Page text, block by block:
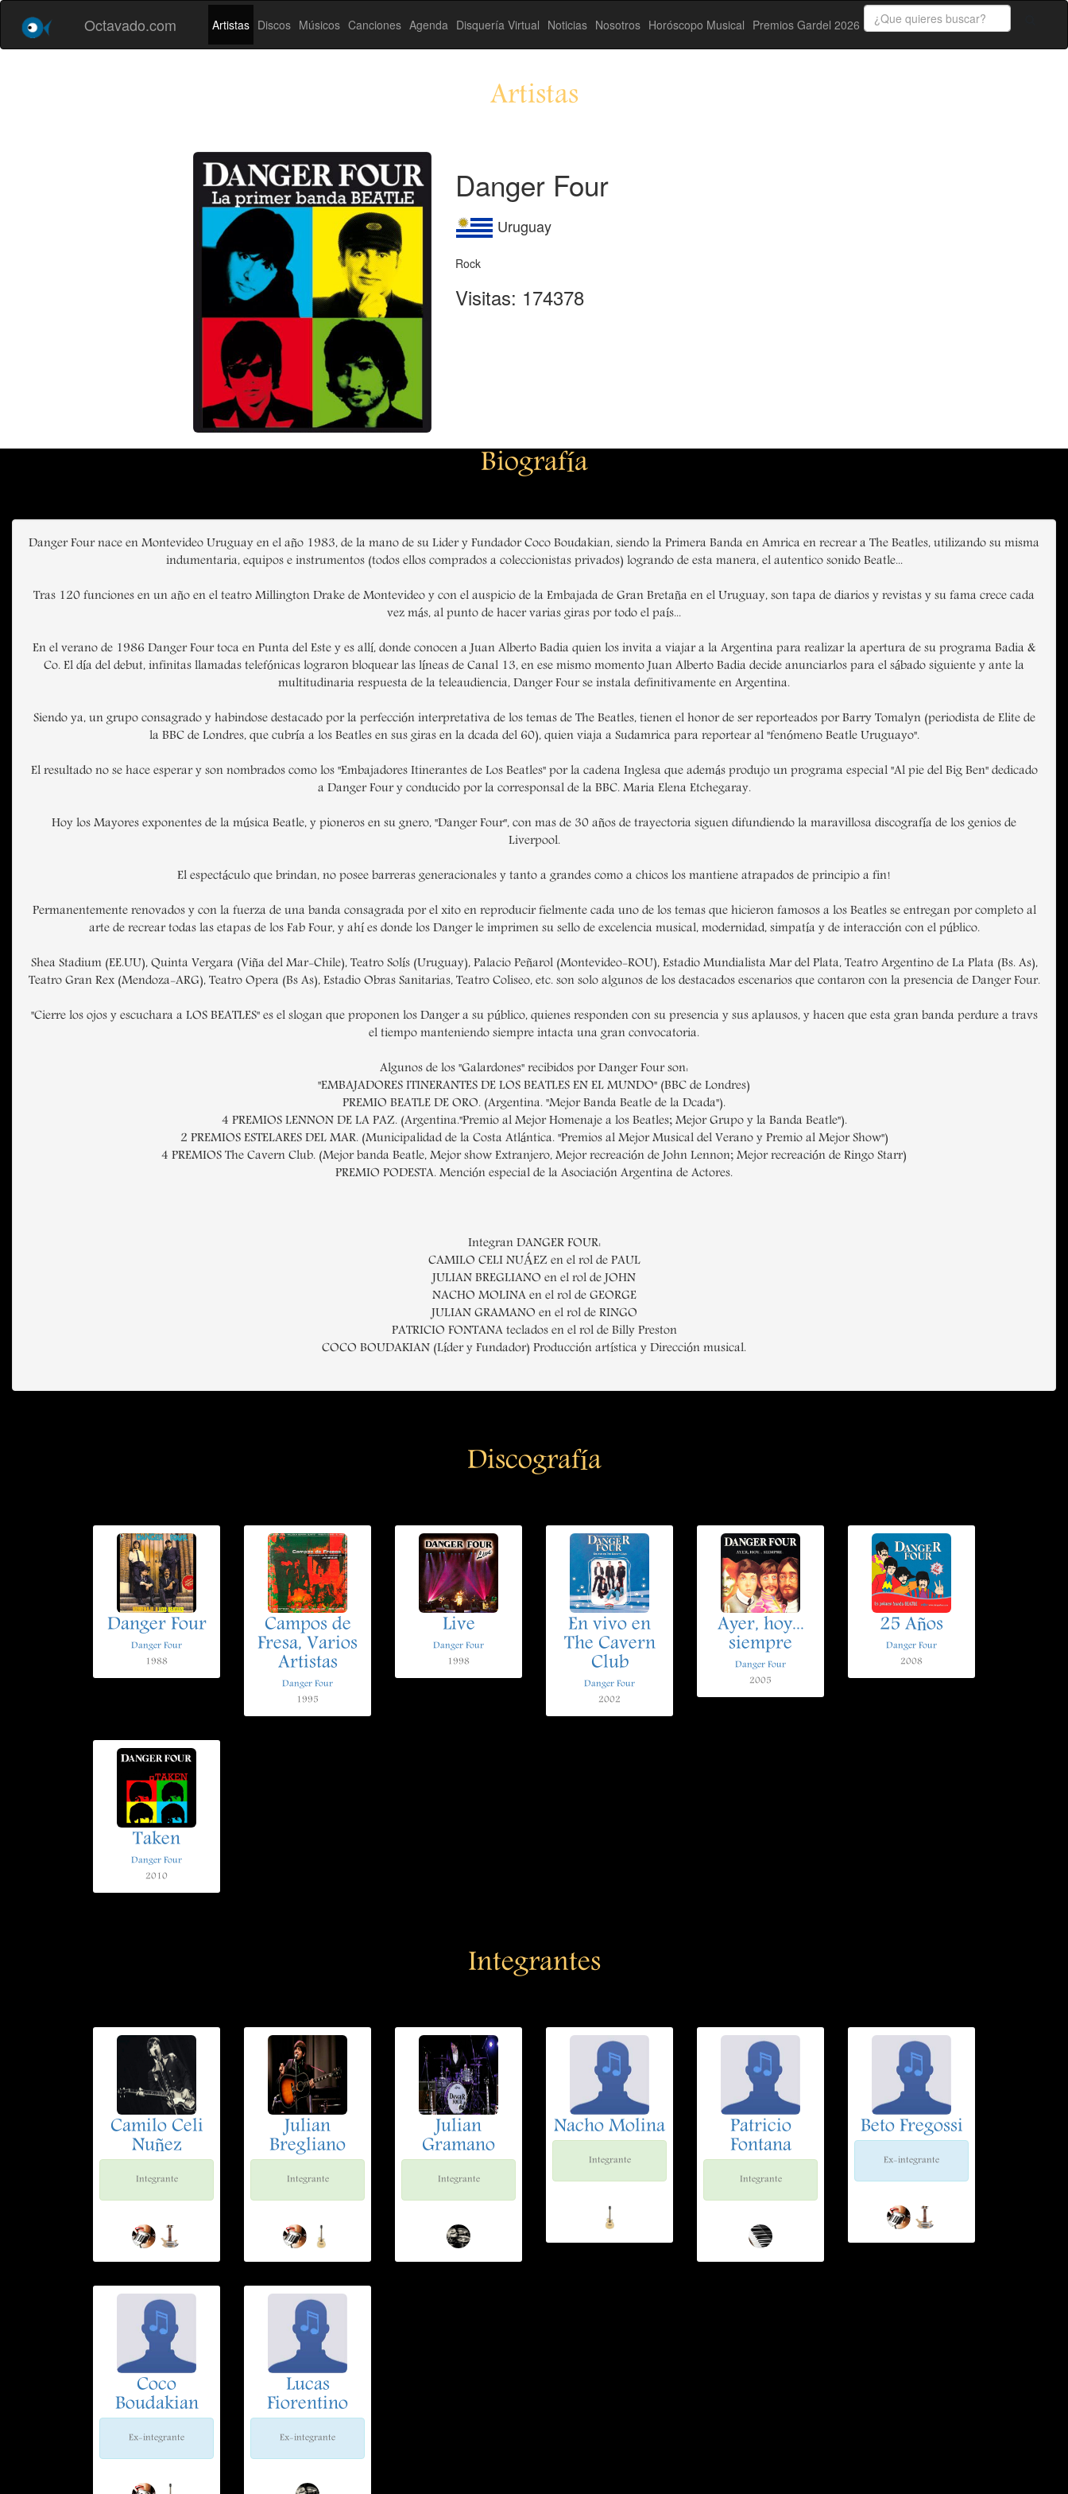
Octavado.com Artistas Discos Músicos Canciones Agenda Disquería Virtual Noticias Nosotros Horóscopo Musical Premios Gardel 2026
Artistas
Danger Four
Uruguay
Rock
Visitas: 174378
Biografía
Danger Four nace en Montevideo Uruguay en el año 1983, de la mano de su Lider y Fundador Coco Boudakian, siendo la Primera Banda en Amrica en recrear a The Beatles, utilizando su misma
indumentaria, equipos e instrumentos (todos ellos comprados a coleccionistas privados) logrando de esta manera, el autentico sonido Beatle...
Tras 120 funciones en un año en el teatro Millington Drake de Montevideo y con el auspicio de la Embajada de Gran Bretaña en el Uruguay, son tapa de diarios y revistas y su fama crece cada
vez más, al punto de hacer varias giras por todo el país...
En el verano de 1986 Danger Four toca en Punta del Este y es allí, donde conocen a Juan Alberto Badia quien los invita a viajar a la Argentina para realizar la apertura de su programa Badia &
Co. El día del debut, infinitas llamadas telefónicas lograron bloquear las líneas de Canal 13, en ese mismo momento Juan Alberto Badia decide anunciarlos para el sábado siguiente y ante la
multitudinaria respuesta de la teleaudiencia, Danger Four se instala definitivamente en Argentina.
Siendo ya, un grupo consagrado y habindose destacado por la perfección interpretativa de los temas de The Beatles, tienen el honor de ser reporteados por Barry Tomalyn (periodista de Elite de
la BBC de Londres, que cubría a los Beatles en sus giras en la dcada del 60), quien viaja a Sudamrica para reportear al "fenómeno Beatle Uruguayo".
El resultado no se hace esperar y son nombrados como los "Embajadores Itinerantes de Los Beatles" por la cadena Inglesa que además produjo un programa especial "Al pie del Big Ben" dedicado
a Danger Four y conducido por la corresponsal de la BBC. Maria Elena Etchegaray.
Hoy los Mayores exponentes de la música Beatle, y pioneros en su gnero, "Danger Four", con mas de 30 años de trayectoria siguen difundiendo la maravillosa discografía de los genios de
Liverpool.
El espectáculo que brindan, no posee barreras generacionales y tanto a grandes como a chicos los mantiene atrapados de principio a fin!
Permanentemente renovados y con la fuerza de una banda consagrada por el xito en reproducir fielmente cada uno de los temas que hicieron famosos a los Beatles se entregan por completo al
arte de recrear todas las etapas de los Fab Four, y ahí es donde los Danger le imprimen su sello de excelencia musical, modernidad, simpatía y de interacción con el público.
Shea Stadium (EE.UU), Quinta Vergara (Viña del Mar-Chile), Teatro Solís (Uruguay), Palacio Peñarol (Montevideo-ROU), Estadio Mundialista Mar del Plata, Teatro Argentino de La Plata (Bs. As),
Teatro Gran Rex (Mendoza-ARG), Teatro Opera (Bs As), Estadio Obras Sanitarias, Teatro Coliseo, etc. son solo algunos de los destacados escenarios que contaron con la presencia de Danger Four.
"Cierre los ojos y escuchara a LOS BEATLES" es el slogan que proponen los Danger a su público, quienes responden con su presencia y sus aplausos, y hacen que esta gran banda perdure a travs
el tiempo manteniendo siempre intacta una gran convocatoria.
Algunos de los "Galardones" recibidos por Danger Four son:
"EMBAJADORES ITINERANTES DE LOS BEATLES EN EL MUNDO" (BBC de Londres)
PREMIO BEATLE DE ORO. (Argentina. "Mejor Banda Beatle de la Dcada").
4 PREMIOS LENNON DE LA PAZ. (Argentina."Premio al Mejor Homenaje a los Beatles; Mejor Grupo y la Banda Beatle").
2 PREMIOS ESTELARES DEL MAR. (Municipalidad de la Costa Atlántica. "Premios al Mejor Musical del Verano y Premio al Mejor Show")
4 PREMIOS The Cavern Club. (Mejor banda Beatle, Mejor show Extranjero, Mejor recreación de John Lennon; Mejor recreación de Ringo Starr)
PREMIO PODESTA. Mención especial de la Asociación Argentina de Actores.
Integran DANGER FOUR:
CAMILO CELI NUÁEZ en el rol de PAUL
JULIAN BREGLIANO en el rol de JOHN
NACHO MOLINA en el rol de GEORGE
JULIAN GRAMANO en el rol de RINGO
PATRICIO FONTANA teclados en el rol de Billy Preston
COCO BOUDAKIAN (Líder y Fundador) Producción artística y Dirección musical.
Discografía
Danger Four
Danger Four
1988
Campos de
Fresa, Varios
Artistas
Danger Four
1995
Live
Danger Four
1998
En vivo en
The Cavern
Club
Danger Four
2002
Ayer, hoy...
siempre
Danger Four
2005
25 Años
Danger Four
2008
Taken
Danger Four
2010
Integrantes
Camilo Celi
Nuñez
Integrante
Julian
Bregliano
Integrante
Julian
Gramano
Integrante
Nacho Molina
Integrante
Patricio
Fontana
Integrante
Beto Fregossi
Ex-integrante
Coco
Boudakian
Ex-integrante
Lucas
Fiorentino
Ex-integrante